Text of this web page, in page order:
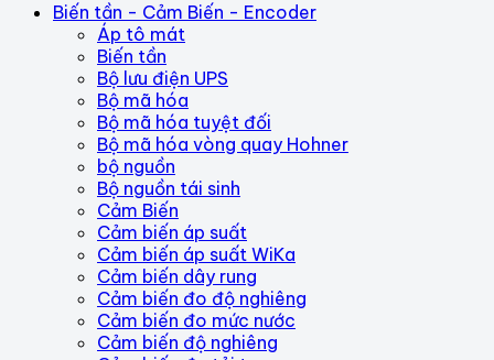
Biến tần - Cảm Biến - Encoder
Áp tô mát
Biến tần
Bộ lưu điện UPS
Bộ mã hóa
Bộ mã hóa tuyệt đối
Bộ mã hóa vòng quay Hohner
bộ nguồn
Bộ nguồn tái sinh
Cảm Biến
Cảm biến áp suất
Cảm biến áp suất WiKa
Cảm biến dây rung
Cảm biến đo độ nghiêng
Cảm biến đo mức nước
Cảm biến độ nghiêng